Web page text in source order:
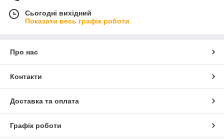
Сьогодні вихідний
Показати весь графік роботи
Про нас
Контакти
Доставка та оплата
Графік роботи